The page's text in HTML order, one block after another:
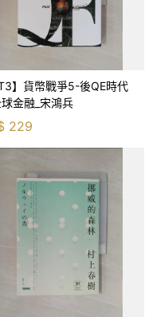
】貨幣戰爭5-後QE時代
金融_宋鴻兵
229